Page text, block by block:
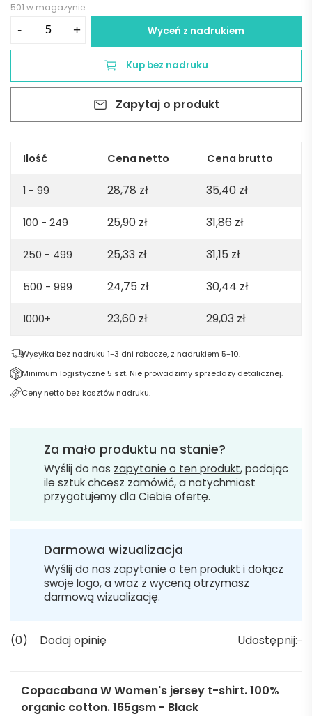
501 w magazynie
-
jersey
shirt.
organic
165gsm
Black
+ Wyceń z nadrukiem
Kup bez nadruku
Zapytaj o produkt
Ilość Cena netto Cena brutto
1 - 99 28,78 zł 35,40 zł
100 - 249 25,90 zł 31,86 zł
250 - 499 25,33 zł 31,15 zł
500 - 999 24,75 zł 30,44 zł
1000+ 23,60 zł 29,03 zł
Wysyłka bez nadruku 1-3 dni robocze, z nadrukiem 5-10.
Minimum logistyczne 5 szt. Nie prowadzimy sprzedaży detalicznej.
Ceny netto bez kosztów nadruku.
Za mało produktu na stanie?
Wyślij do nas zapytanie o ten produkt, podając
ile sztuk chcesz zamówić, a natychmiast
przygotujemy dla Ciebie ofertę.
Darmowa wizualizacja
Wyślij do nas zapytanie o ten produkt i dołącz
swoje logo, a wraz z wyceną otrzymasz
darmową wizualizację.
(0) Dodaj opinię Udostępnij:
Copacabana W Women's jersey t-shirt. 100%
organic cotton. 165gsm - Black